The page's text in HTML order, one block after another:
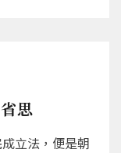
思
立法，便是朝